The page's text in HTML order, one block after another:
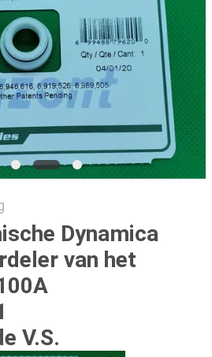
Dynamica
van het
V.S.